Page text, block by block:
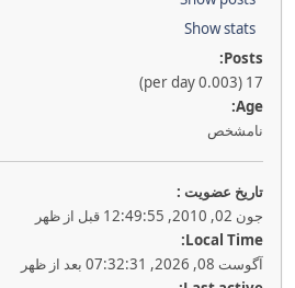
Show stats
Posts:
17 (0.003 per day)
Age:
نامشخص
تاريخ عضويت :
جون 02, 2010, 12:49:55 قبل از ظهر
Local Time:
آگوست 08, 2026, 07:32:31 بعد از ظهر